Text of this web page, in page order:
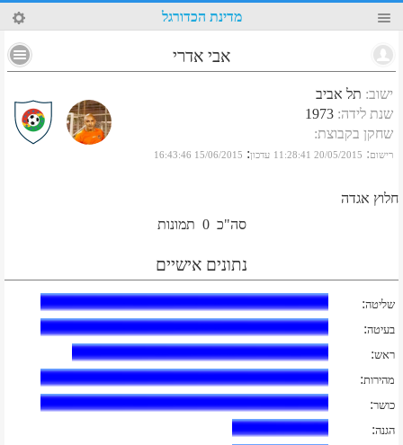
7 מדינת הכדורגל
אבי אדרי
ישוב: תל אביב
שנת לידה:
1973
שחקן בקבוצת:
רישום:
20/05/2015 11:28:41 עדכון:
15/06/2015 16:43:46
חלוץ אגדה
סה"כ 0 תמונות
נתונים אישיים
שליטה:
בעיטה:
ראש:
מהירות:
כושר:
הגנה: